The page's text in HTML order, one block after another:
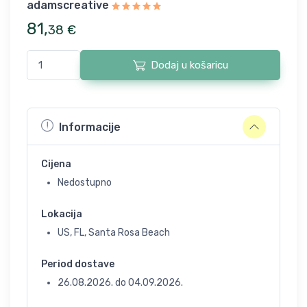
adamscreative
81,38 €
Dodaj u košaricu
Informacije
Cijena
Nedostupno
Lokacija
US, FL, Santa Rosa Beach
Period dostave
26.08.2026. do 04.09.2026.